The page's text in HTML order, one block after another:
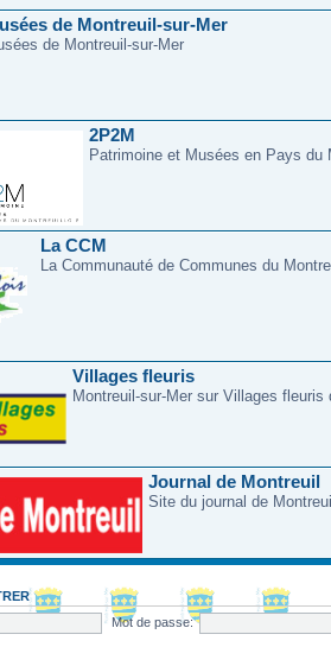
de Montreuil-sur-Mer
de Montreuil-sur-Mer
2P2M
Patrimoine et Musées en Pays du
La CCM
La Communauté de Communes du
Villages fleuris
Montreuil-sur-Mer sur Villages fleuris
Journal de Montreuil
Site du journal de
Mot de passe: